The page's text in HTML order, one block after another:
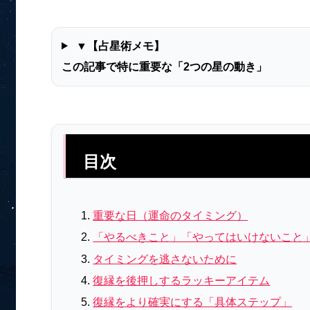
▼【占星術メモ】
この記事で特に重要な「2つの星の動き」
目次
重要な日（運命のタイミング）
「やるべきこと」「やってはいけないこと
タイミングを逃さないために
復縁を後押しするラッキーアイテム
復縁をより確実にする「具体ステップ」